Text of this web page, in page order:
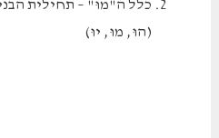
כלל ה"מוּ" – תחילית
(הוּ, מוּ, יוּ)